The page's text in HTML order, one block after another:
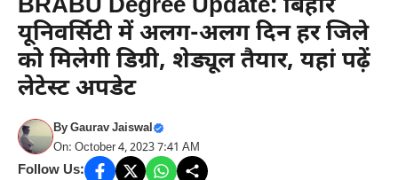
BRABU Degree Update: बिहार
यूनिवर्सिटी में अलग-अलग दिन हर जिले
को मिलेगी डिग्री, शेड्यूल तैयार, यहां पढ़ें
लेटेस्ट अपडेट
ByGaurav Jaiswal
On: October 4, 2023 7:41 AM
Follow Us: